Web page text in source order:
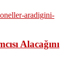
Alacağını